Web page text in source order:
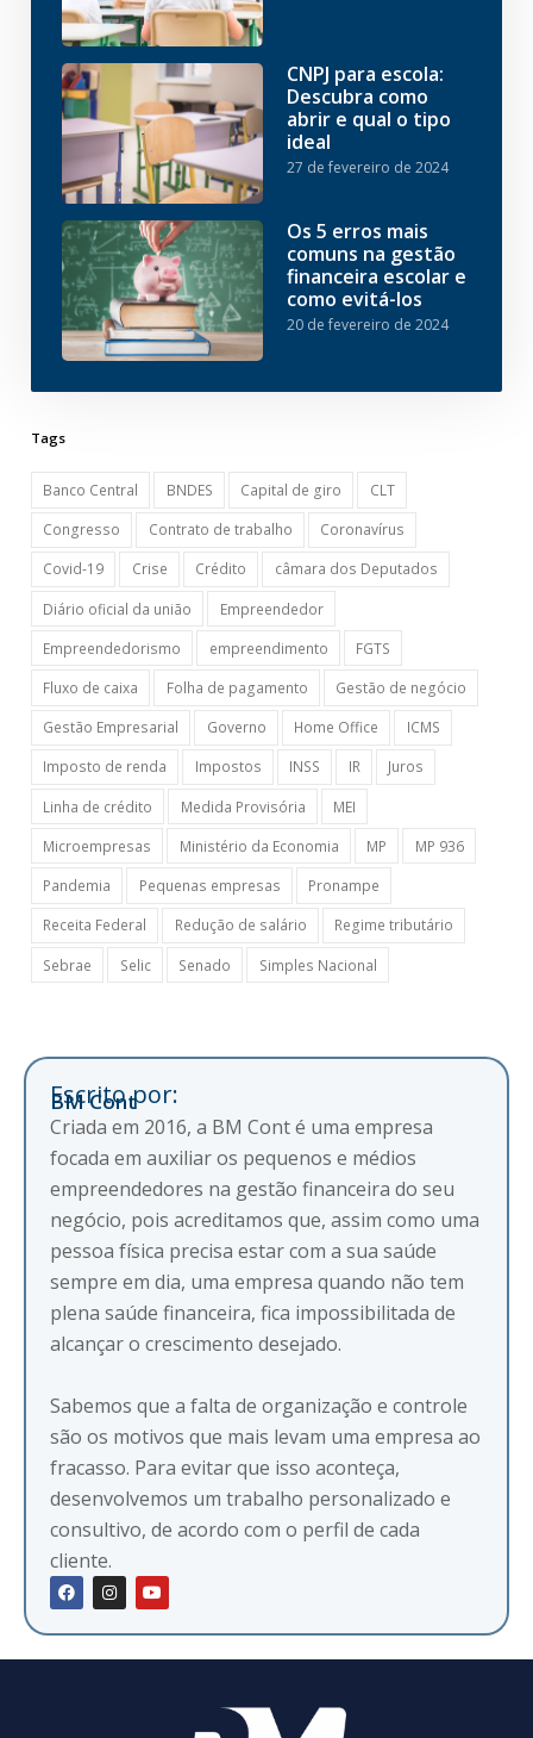
CNPJ para escola:
Descubra como
abrir e qual o tipo
ideal
27 de fevereiro de 2024
Os 5 erros mais
comuns na gestão
financeira escolar e
como evitá-los
20 de fevereiro de 2024
Tags
Banco Central BNDES Capital de giro
CLT
Congresso
Contrato de trabalho
Coronavírus
Covid-19
Crise Crédito
câmara dos Deputados
Diário oficial da união
Empreendedor
Empreendedorismo
empreendimento
FGTS
Fluxo de caixa
Folha de pagamento
Gestão de negócio
Gestão Empresarial
Governo Home Office
ICMS
Imposto de renda
Impostos INSS IR
Juros
Linha de crédito
Medida Provisória
MEI
Microempresas
Ministério da Economia MP
MP 936
Pandemia
Pequenas empresas
Pronampe
Receita Federal
Redução de salário
Regime tributário
Sebrae
Selic Senado Simples Nacional
Escrito por:
BM Cont
Criada em 2016, a BM Cont é uma empresa
focada em auxiliar os pequenos e médios
empreendedores na gestão financeira do seu
negócio, pois acreditamos que, assim como uma
pessoa física precisa estar com a sua saúde
sempre em dia, uma empresa quando não tem
plena saúde financeira, fica impossibilitada de
alcançar o crescimento desejado.
Sabemos que a falta de organização e controle
são os motivos que mais levam uma empresa ao
fracasso. Para evitar que isso aconteça,
desenvolvemos um trabalho personalizado e
consultivo, de acordo com o perfil de cada
cliente.